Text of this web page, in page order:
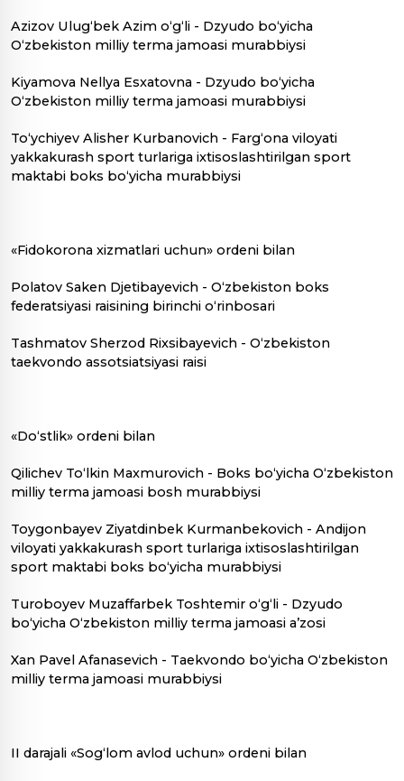
Azizov Ulug‘bek Azim o‘g‘li - Dzyudo bo‘yicha
O‘zbekiston milliy terma jamoasi murabbiysi
Kiyamova Nellya Esxatovna - Dzyudo bo‘yicha
O‘zbekiston milliy terma jamoasi murabbiysi
To‘ychiyev Alisher Kurbanovich - Farg‘ona viloyati
yakkakurash sport turlariga ixtisoslashtirilgan sport
maktabi boks bo‘yicha murabbiysi
«Fidokorona xizmatlari uchun» ordeni bilan
Polatov Saken Djetibayevich - O‘zbekiston boks
federatsiyasi raisining birinchi o‘rinbosari
Tashmatov Sherzod Rixsibayevich - O‘zbekiston
taekvondo assotsiatsiyasi raisi
«Do‘stlik» ordeni bilan
Qilichev To‘lkin Maxmurovich - Boks bo‘yicha O‘zbekiston
milliy terma jamoasi bosh murabbiysi
Toygonbayev Ziyatdinbek Kurmanbekovich - Andijon
viloyati yakkakurash sport turlariga ixtisoslashtirilgan
sport maktabi boks bo‘yicha murabbiysi
Turoboyev Muzaffarbek Toshtemir o‘g‘li - Dzyudo
bo‘yicha O‘zbekiston milliy terma jamoasi a’zosi
Xan Pavel Afanasevich - Taekvondo bo‘yicha O‘zbekiston
milliy terma jamoasi murabbiysi
II darajali «Sog‘lom avlod uchun» ordeni bilan